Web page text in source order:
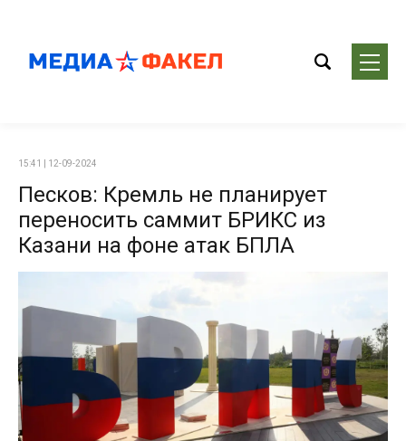
15:41 | 12-09-2024
Песков: Кремль не планирует
переносить саммит БРИКС из
Казани на фоне атак БПЛА